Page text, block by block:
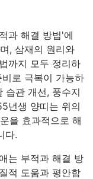
과 해결 방법'에
, 삼재의 원리와
까지 모두 정리하
로 극복이 가능하
습관 개선, 풍수지
년생 양띠는 위의
을 효과적으로 해
다.
는 부적과 해결 방
적 도움과 평안함